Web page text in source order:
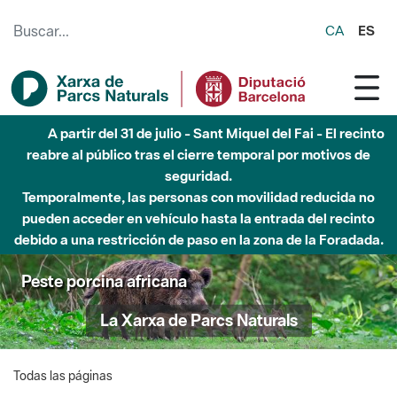
CA ES
A partir del 31 de julio - Sant Miquel del Fai - El recinto
reabre al público tras el cierre temporal por motivos de
seguridad.
Temporalmente, las personas con movilidad reducida no
pueden acceder en vehículo hasta la entrada del recinto
debido a una restricción de paso en la zona de la Foradada.
Peste porcina africana
La Xarxa de Parcs Naturals
Todas las páginas